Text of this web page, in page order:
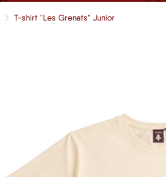
T-shirt "Les Grenats" Junior